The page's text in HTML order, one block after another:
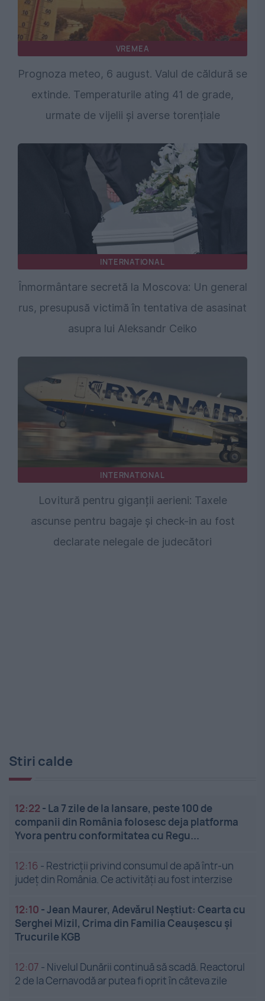
VREMEA
Prognoza meteo, 6 august. Valul de căldură se
extinde. Temperaturile ating 41 de grade,
urmate de vijelii și averse torențiale
INTERNATIONAL
Înmormântare secretă la Moscova: Un general
rus, presupusă victimă în tentativa de asasinat
asupra lui Aleksandr Ceiko
INTERNATIONAL
Lovitură pentru giganții aerieni: Taxele
ascunse pentru bagaje și check-in au fost
declarate nelegale de judecători
Stiri calde
12:22 - La 7 zile de la lansare, peste 100 de
companii din România folosesc deja platforma
Yvora pentru conformitatea cu Regu...
12:16 - Restricții privind consumul de apă într-un
județ din România. Ce activități au fost interzise
12:10 -Jean Maurer, Adevărul Neștiut: Cearta cu
Serghei Mizil, Crima din Familia Ceaușescu și
Trucurile KGB
12:07 - Nivelul Dunării continuă să scadă. Reactorul
2 de la Cernavodă ar putea fi oprit în câteva zile